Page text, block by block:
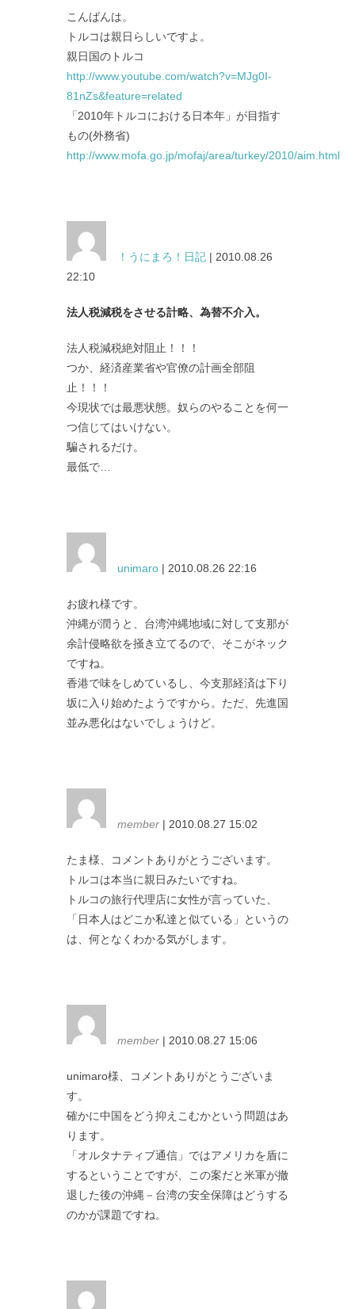
こんばんは。
トルコは親日らしいですよ。
親日国のトルコ
http://www.youtube.com/watch?v=MJg0I-
81nZs&feature=related
「2010年トルコにおける日本年」が目指す
もの(外務省)
http://www.mofa.go.jp/mofaj/area/turkey/2010/aim.html
！うにまろ！日記 | 2010.08.26
22:10
法人税減税をさせる計略、為替不介入。
法人税減税絶対阻止！！！
つか、経済産業省や官僚の計画全部阻
止！！！
今現状では最悪状態。奴らのやることを何一
つ信じてはいけない。
騙されるだけ。
最低で…
unimaro | 2010.08.26 22:16
お疲れ様です。
沖縄が潤うと、台湾沖縄地域に対して支那が
余計侵略欲を掻き立てるので、そこがネック
ですね。
香港で味をしめているし、今支那経済は下り
坂に入り始めたようですから。ただ、先進国
並み悪化はないでしょうけど。
member | 2010.08.27 15:02
たま様、コメントありがとうございます。
トルコは本当に親日みたいですね。
トルコの旅行代理店に女性が言っていた、
「日本人はどこか私達と似ている」というの
は、何となくわかる気がします。
member | 2010.08.27 15:06
unimaro様、コメントありがとうございま
す。
確かに中国をどう抑えこむかという問題はあ
ります。
「オルタナティブ通信」ではアメリカを盾に
するということですが、この案だと米軍が撤
退した後の沖縄－台湾の安全保障はどうする
のかが課題ですね。